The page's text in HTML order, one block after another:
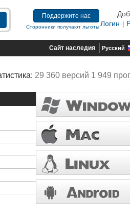
Поддержите нас
Сторонники получают льготыЛогин
Сайт наследия Русский
29 360 версий 1 949